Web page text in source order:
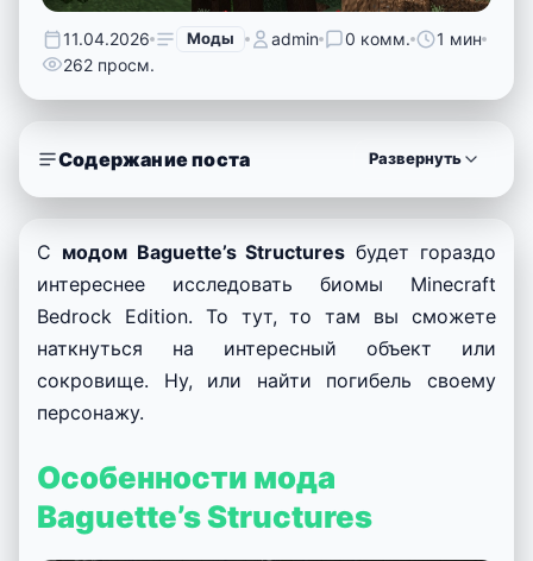
11.04.2026 Моды admin 0 комм.
1 мин
262 просм.
Содержание поста Развернуть
С модом Baguette’s Structures будет гораздо
интереснее исследовать биомы Minecraft
Bedrock Edition. То тут, то там вы сможете
наткнуться на интересный объект или
сокровище. Ну, или найти погибель своему
персонажу.
Особенности мода
Baguette’s Structures